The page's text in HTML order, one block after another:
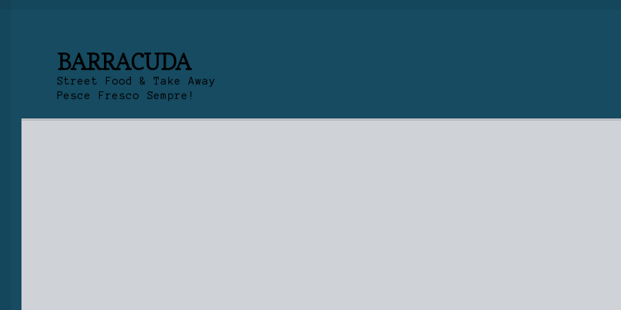
BARRACUDA
Street Food & Take Away
Pesce Fresco Sempre!